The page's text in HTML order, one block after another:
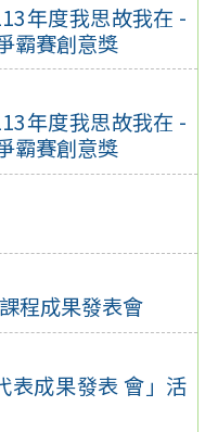
年度我思故我在 -
霸賽創意獎
年度我思故我在 -
霸賽創意獎
程成果發表會
表成果發表 會」活